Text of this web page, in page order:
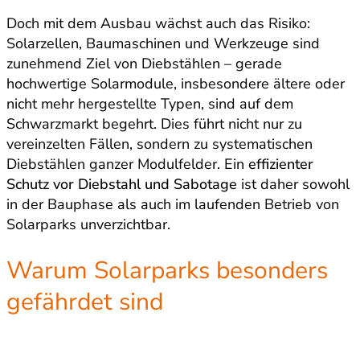
Doch mit dem Ausbau wächst auch das Risiko:
Solarzellen, Baumaschinen und Werkzeuge sind
zunehmend Ziel von Diebstählen – gerade
hochwertige Solarmodule, insbesondere ältere oder
nicht mehr hergestellte Typen, sind auf dem
Schwarzmarkt begehrt. Dies führt nicht nur zu
vereinzelten Fällen, sondern zu systematischen
Diebstählen ganzer Modulfelder. Ein effizienter
Schutz vor Diebstahl und Sabotage ist daher sowohl
in der Bauphase als auch im laufenden Betrieb von
Solarparks unverzichtbar.
Warum Solarparks besonders
gefährdet sind